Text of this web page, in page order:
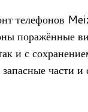
теле­фо­нов
пора­жён­ные
и с
части и